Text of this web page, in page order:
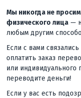
ШЛЕМ
821
Мы никогда не
физического лица —
любым другим
Если с вами
оплатить заказ
или
переводите деньги!
Если у вас есть